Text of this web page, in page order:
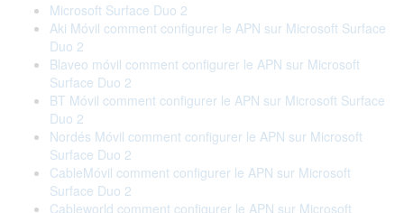
Microsoft Surface Duo 2
Aki Móvil comment configurer le APN sur Microsoft Surface
Duo 2
Blaveo móvil comment configurer le APN sur Microsoft
Surface Duo 2
BT Móvil comment configurer le APN sur Microsoft Surface
Duo 2
Nordés Móvil comment configurer le APN sur Microsoft
Surface Duo 2
CableMóvil comment configurer le APN sur Microsoft
Surface Duo 2
Cableworld comment configurer le APN sur Microsoft